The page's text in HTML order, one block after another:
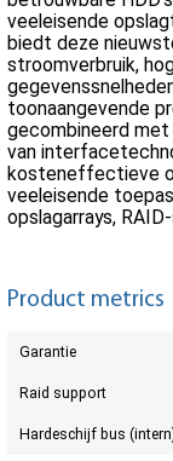
veeleisende
biedt deze
stroomverbruik,
toonaangevende
gecombineerd
van
kosteneffectieve
veeleisende
opslagarrays,
Product metrics
Garantie
Raid support
Hardeschijf bus